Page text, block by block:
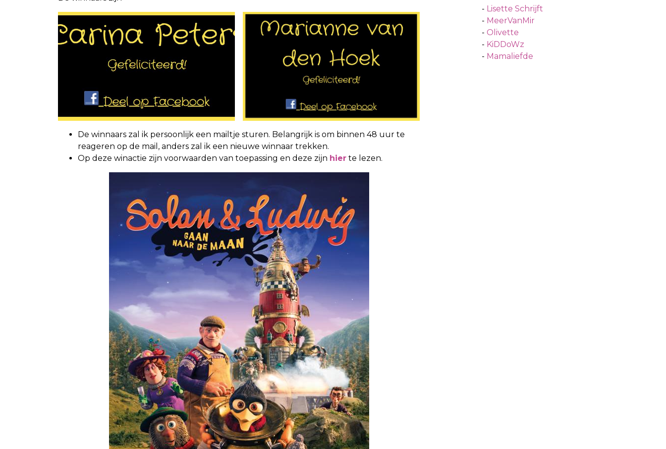
De winnaars zal ik persoonlijk een mailtje sturen. Belangrijk is om binnen 48 uur te
reageren op de mail, anders zal ik een nieuwe winnaar trekken.
Op deze winactie zijn voorwaarden van toepassing en deze zijn hier te lezen.
- Lisette Schrijft
- MeerVanMir
- Olivette
- KiDDoWz
- Mamaliefde